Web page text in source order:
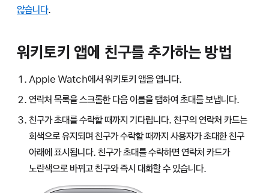
않습니다.
워키토키 앱에 친구를 추가하는 방법
Apple Watch에서 워키토키 앱을 엽니다.
연락처 목록을 스크롤한 다음 이름을 탭하여 초대를 보냅니다.
친구가 초대를 수락할 때까지 기다립니다. 친구의 연락처 카드는
회색으로 유지되며 친구가 수락할 때까지 사용자가 초대한 친구
아래에 표시됩니다. 친구가 초대를 수락하면 연락처 카드가
노란색으로 바뀌고 친구와 즉시 대화할 수 있습니다.